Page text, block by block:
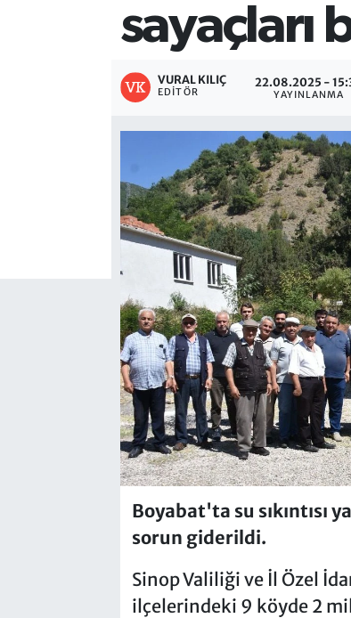
sayaçları
VURAL KILIÇ
EDITÖR
22.08.2025 -
YAYINLANMA
Boyabat'ta su sıkıntısı
sorun giderildi.
Sinop Valiliği ve İl Özel
ilçelerindeki 9 köyde 2